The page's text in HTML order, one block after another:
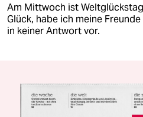
Am Mittwoch ist
Glück, habe ich meine
in keiner Antwort vor.